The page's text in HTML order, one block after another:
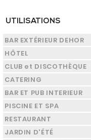
UTILISATIONS
BAR EXTÉRIEUR DEHOR
HÔTEL
CLUB et DISCOTHÈQUE
CATERING
BAR ET PUB INTERIEUR
PISCINE ET SPA
RESTAURANT
JARDIN D'ÉTÉ